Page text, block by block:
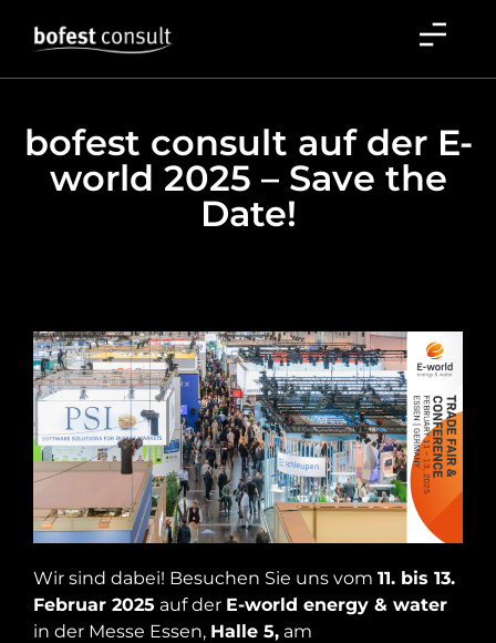
bofest consult auf der E-
world 2025 – Save the
Date!
Wir sind dabei! Besuchen Sie uns vom 11. bis 13.
Februar 2025 auf der E-world energy & water
in der Messe Essen, Halle 5, am